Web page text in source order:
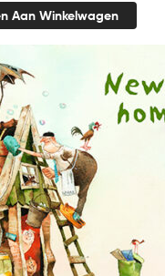
Aan Winkelwagen